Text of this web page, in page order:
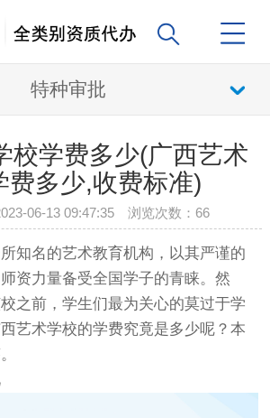
特种审批
校学费多少(广西艺术
费多少,收费标准)
06-13 09:47:35 浏览次数： 66
知名的艺术教育机构，以其严谨的
资力量备受全国学子的青睐。然
之前，学生们最为关心的莫过于学
艺术学校的学费究竟是多少呢？本